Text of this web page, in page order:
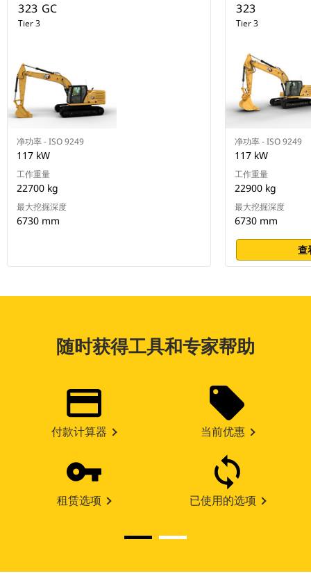
323 GC
Tier 3
净功率 - ISO 9249
117 kW
工作重量
22700 kg
最大挖掘深度
6730 mm
323
Tier 3
净功率 - ISO 9249
117 kW
工作重量
22900 kg
最大挖掘深度
6730 mm
查
随时获得工具和专家帮助
付款计算器 当前优惠
租赁选项 已使用的选项